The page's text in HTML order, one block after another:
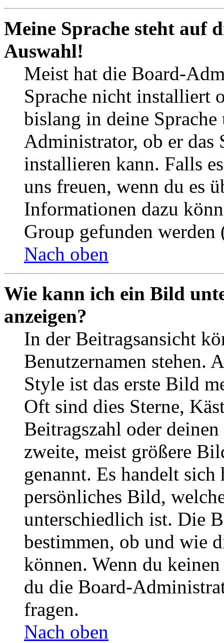
Meine Sprache steht auf
Auswahl!
Meist hat die Board-
Sprache nicht installiert
bislang in deine
Administrator, ob er das
installieren kann. Falls
uns freuen, wenn du es
Informationen dazu
Group gefunden
Nach oben
Wie kann ich ein Bild
anzeigen?
In der Beitragsansicht
Benutzernamen stehen.
Style ist das erste Bild
Oft sind dies Sterne,
Beitragszahl oder
zweite, meist größere
genannt. Es handelt
persönliches Bild,
unterschiedlich ist. Die
bestimmen, ob und wie
können. Wenn du
du die Board-
fragen.
Nach oben